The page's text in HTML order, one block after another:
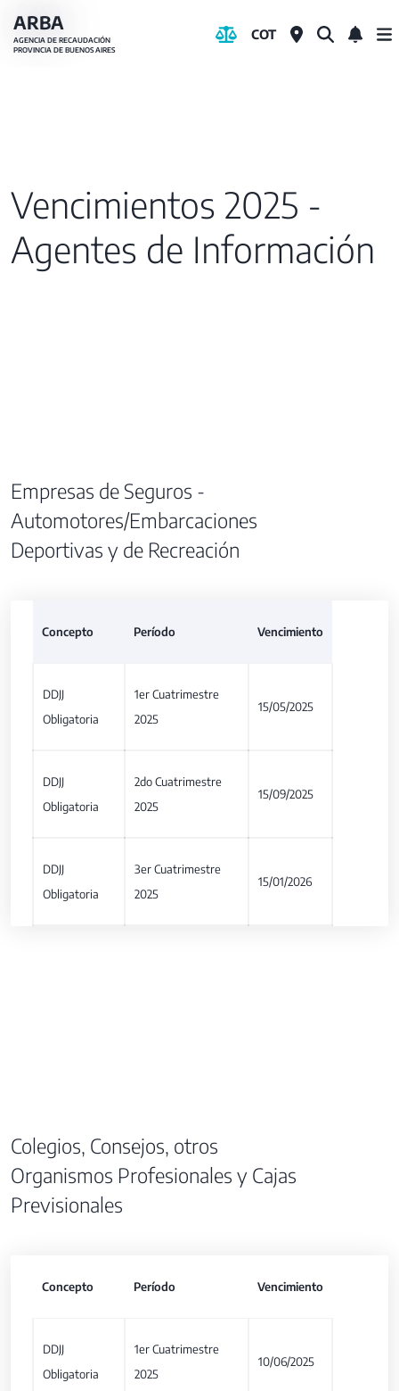
Pasar
al
ARBA
AGENCIA DE RECAUDACIÓN
PROVINCIA DE BUENOS AIRES
COT
Vencimientos 2025 -
Agentes de Información
Empresas de Seguros -
Automotores/Embarcaciones
Deportivas y de Recreación
Concepto Período Vencimiento
DDJJ
Obligatoria
1er Cuatrimestre
2025
15/05/2025
DDJJ
Obligatoria
2do Cuatrimestre
2025
15/09/2025
DDJJ
Obligatoria
3er Cuatrimestre
2025
15/01/2026
Colegios, Consejos, otros
Organismos Profesionales y Cajas
Previsionales
Concepto Período Vencimiento
DDJJ
Obligatoria
1er Cuatrimestre
2025
10/06/2025